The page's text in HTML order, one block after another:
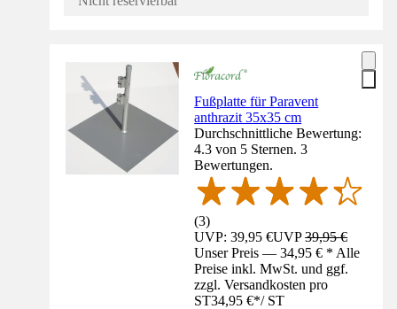
Fußplatte für Paravent
anthrazit 35x35 cm
Durchschnittliche Bewertung:
4.3 von 5 Sternen. 3
Bewertungen.
(3)
UVP: 39,95 €UVP39,95 €
Unser Preis — 34,95 € * Alle
Preise inkl. MwSt. und ggf.
zzgl. Versandkosten pro
ST34,95 €*/ ST